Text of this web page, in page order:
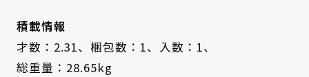
積載情報
才数：2.31、 梱包数：1、 入数：1、
総重量：28.65kg